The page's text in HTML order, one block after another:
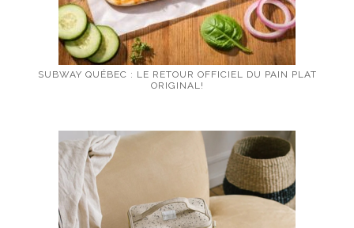
SUBWAY QUÉBEC : LE RETOUR OFFICIEL DU PAIN PLAT
ORIGINAL!